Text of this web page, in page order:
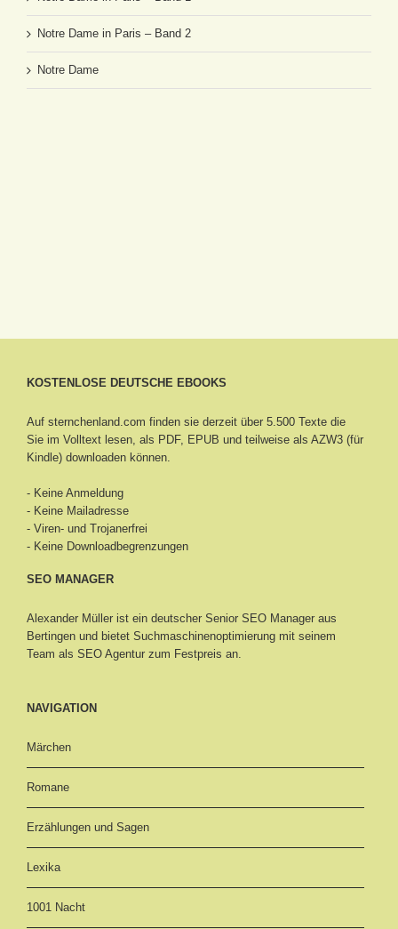
Notre Dame in Paris – Band 2
Notre Dame
KOSTENLOSE DEUTSCHE EBOOKS
Auf sternchenland.com finden sie derzeit über 5.500 Texte die
Sie im Volltext lesen, als PDF, EPUB und teilweise als AZW3 (für
Kindle) downloaden können.
- Keine Anmeldung
- Keine Mailadresse
- Viren- und Trojanerfrei
- Keine Downloadbegrenzungen
SEO MANAGER
Alexander Müller ist ein deutscher Senior SEO Manager aus
Bertingen und bietet Suchmaschinenoptimierung mit seinem
Team als SEO Agentur zum Festpreis an.
NAVIGATION
Märchen
Romane
Erzählungen und Sagen
Lexika
1001 Nacht